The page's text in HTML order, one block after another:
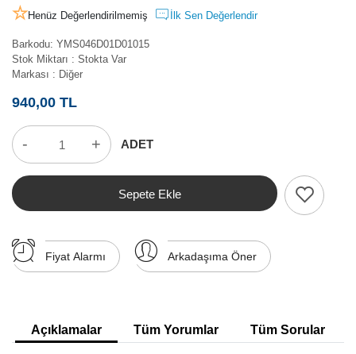
Henüz Değerlendirilmemiş İlk Sen Değerlendir
Barkodu: YMS046D01D01015
Stok Miktarı : Stokta Var
Markası : Diğer
940,00 TL
- + ADET
Sepete Ekle
Fiyat Alarmı Arkadaşıma Öner
Açıklamalar Tüm Yorumlar Tüm Sorular